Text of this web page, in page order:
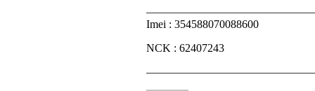
Imei : 354588070088600
NCK : 62407243